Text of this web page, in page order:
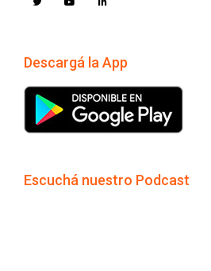
Descargá la App
Escuchá nuestro Podcast